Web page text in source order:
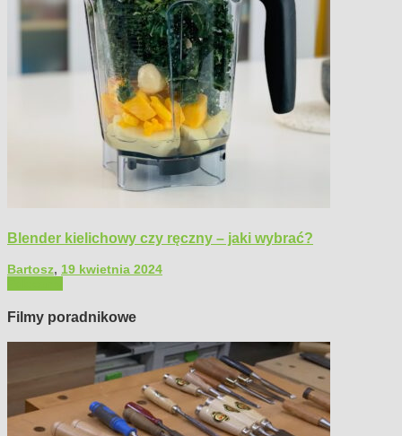
Blender kielichowy czy ręczny – jaki wybrać?
Bartosz, 19 kwietnia 2024
Filmy poradnikowe